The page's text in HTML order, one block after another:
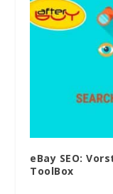
eBay SEO:
ToolBox